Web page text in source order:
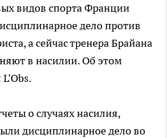
видов спорта Франции
дело против
а сейчас тренера Брайана
в насилии. Об этом
о случаях насилия,
дисциплинарное дело во